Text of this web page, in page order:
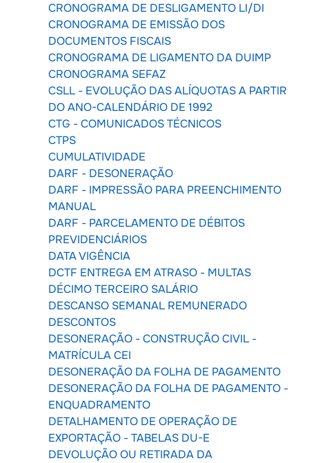
CRONOGRAMA DE DESLIGAMENTO LI/DI
CRONOGRAMA DE EMISSÃO DOS
DOCUMENTOS FISCAIS
CRONOGRAMA DE LIGAMENTO DA DUIMP
CRONOGRAMA SEFAZ
CSLL - EVOLUÇÃO DAS ALÍQUOTAS A PARTIR
DO ANO-CALENDÁRIO DE 1992
CTG - COMUNICADOS TÉCNICOS
CTPS
CUMULATIVIDADE
DARF - DESONERAÇÃO
DARF - IMPRESSÃO PARA PREENCHIMENTO
MANUAL
DARF - PARCELAMENTO DE DÉBITOS
PREVIDENCIÁRIOS
DATA VIGÊNCIA
DCTF ENTREGA EM ATRASO - MULTAS
DÉCIMO TERCEIRO SALÁRIO
DESCANSO SEMANAL REMUNERADO
DESCONTOS
DESONERAÇÃO - CONSTRUÇÃO CIVIL -
MATRÍCULA CEI
DESONERAÇÃO DA FOLHA DE PAGAMENTO
DESONERAÇÃO DA FOLHA DE PAGAMENTO -
ENQUADRAMENTO
DETALHAMENTO DE OPERAÇÃO DE
EXPORTAÇÃO - TABELAS DU-E
DEVOLUÇÃO OU RETIRADA DA